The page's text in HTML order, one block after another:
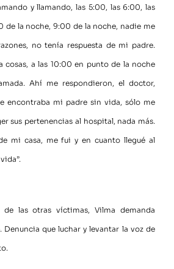
y llamando, las 5:00, las 6:00, las
de la noche, 9:00 de la noche, nadie me
no tenía respuesta de mi padre.
cosas, a las 10:00 en punto de la noche
Ahí me respondieron, el doctor,
encontraba mi padre sin vida, sólo me
sus pertenencias al hospital, nada más.
mi casa, me fui y en cuanto llegué al
las otras víctimas, Vilma demanda
Denuncia que luchar y levantar la voz de